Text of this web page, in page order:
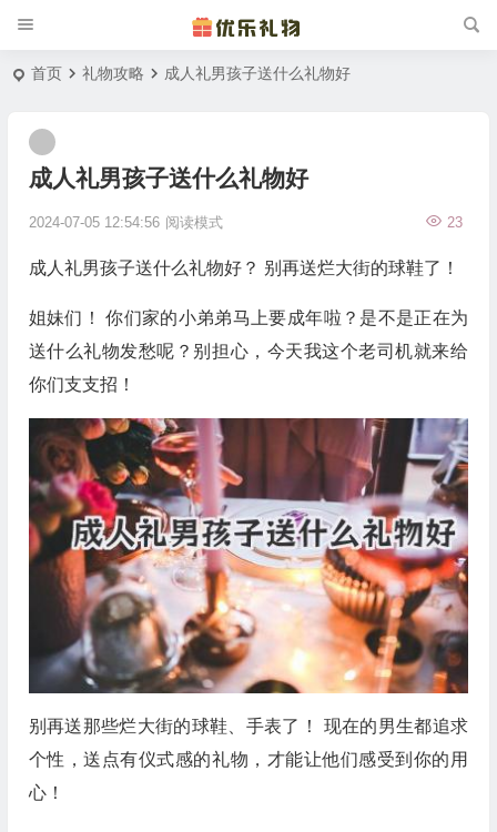
首页 礼物攻略 成人礼男孩子送什么礼物好
成人礼男孩子送什么礼物好
2024-07-05 12:54:56 23
阅读模式
成人礼男孩子送什么礼物好？ 别再送烂大街的球鞋了！
姐妹们！ 你们家的小弟弟马上要成年啦？是不是正在为
送什么礼物发愁呢？别担心，今天我这个老司机就来给
你们支支招！
别再送那些烂大街的球鞋、手表了！ 现在的男生都追求
个性，送点有仪式感的礼物，才能让他们感受到你的用
心！